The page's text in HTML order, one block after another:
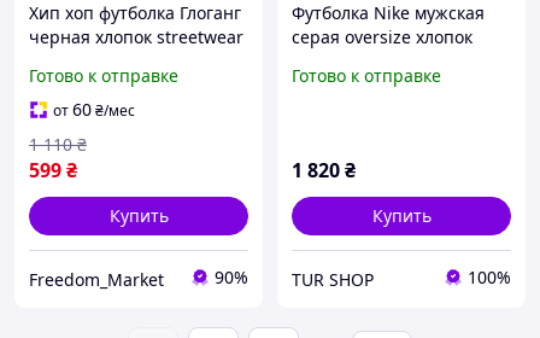
Хип хоп футболка Глоганг
черная хлопок streetwear
GLO0644
Готово к отправке
от60₴/мес
599₴
1 110 ₴
Купить
Freedom_Market 90%
Футболка Nike мужская
серая oversize хлопок
Футболка nike streetwear
Nike
Готово к отправке
1 820₴
Купить
TUR SHOP 100%